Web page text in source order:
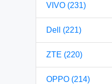
VIVO (231)
Dell (221)
ZTE (220)
OPPO (214)